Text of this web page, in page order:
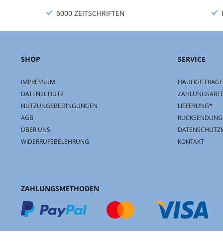
6000 ZEITSCHRIFTEN
SHOP
IMPRESSUM
DATENSCHUTZ
NUTZUNGSBEDINGUNGEN
AGB
ÜBER UNS
WIDERRUFSBELEHRUNG
SERVICE
HÄUFIGE
LIEFERUNG*
KONTAKT
ZAHLUNGSMETHODEN